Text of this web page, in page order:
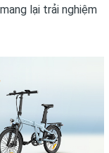
lại trải nghiệm